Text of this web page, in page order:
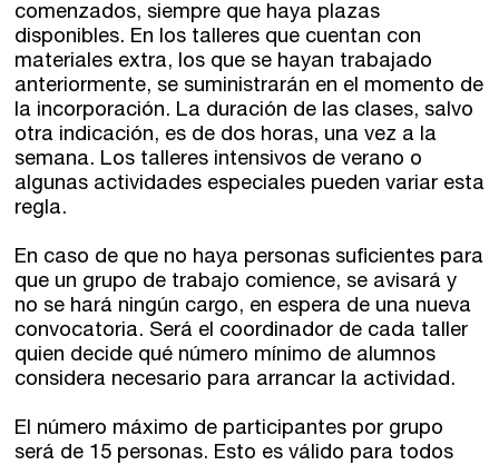
comenzados, siempre que haya plazas
disponibles. En los talleres que cuentan con
materiales extra, los que se hayan trabajado
anteriormente, se suministrarán en el momento de
la incorporación. La duración de las clases, salvo
otra indicación, es de dos horas, una vez a la
semana. Los talleres intensivos de verano o
algunas actividades especiales pueden variar esta
regla.
En caso de que no haya personas suficientes para
que un grupo de trabajo comience, se avisará y
no se hará ningún cargo, en espera de una nueva
convocatoria. Será el coordinador de cada taller
quien decide qué número mínimo de alumnos
considera necesario para arrancar la actividad.
El número máximo de participantes por grupo
será de 15 personas. Esto es válido para todos